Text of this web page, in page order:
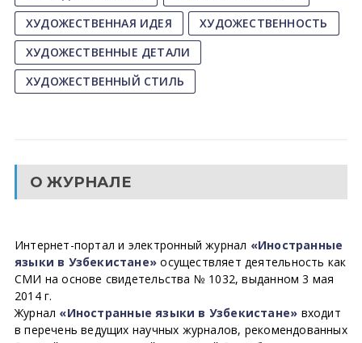
ХУДОЖЕСТВЕННАЯ ИДЕЯ
ХУДОЖЕСТВЕННОСТЬ
ХУДОЖЕСТВЕННЫЕ ДЕТАЛИ
ХУДОЖЕСТВЕННЫЙ СТИЛЬ
О ЖУРНАЛЕ
Интернет-портал и электронный журнал «Иностранные
языки в Узбекистане» осуществляет деятельность как
СМИ на основе свидетельства № 1032, выданном 3 мая
2014 г.
Журнал «Иностранные языки в Узбекистане» входит
в перечень ведущих научных журналов, рекомендованных